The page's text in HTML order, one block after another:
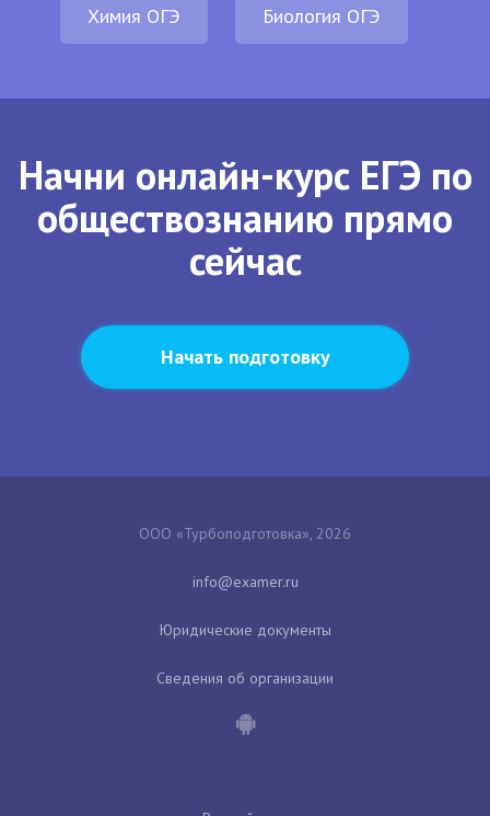
Химия ОГЭ Биология ОГЭ
Начни онлайн-курс ЕГЭ по
обществознанию прямо
сейчас
Начать подготовку
ООО «Турбоподготовка», 2026
Юридические документы
Сведения об организации